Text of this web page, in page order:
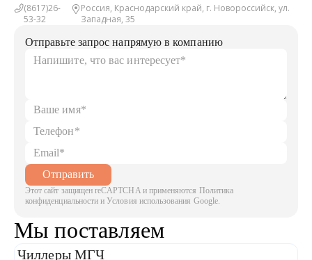
(8617)26-
53-32
Россия, Краснодарский край, г. Новороссийск, ул.
Западная, 35
Отправьте запрос напрямую в компанию
Отправить
Этот сайт защищен reCAPTCHA и применяются Политика
конфиденциальности и Условия использования Google.
Мы поставляем
Чиллеры МГЧ